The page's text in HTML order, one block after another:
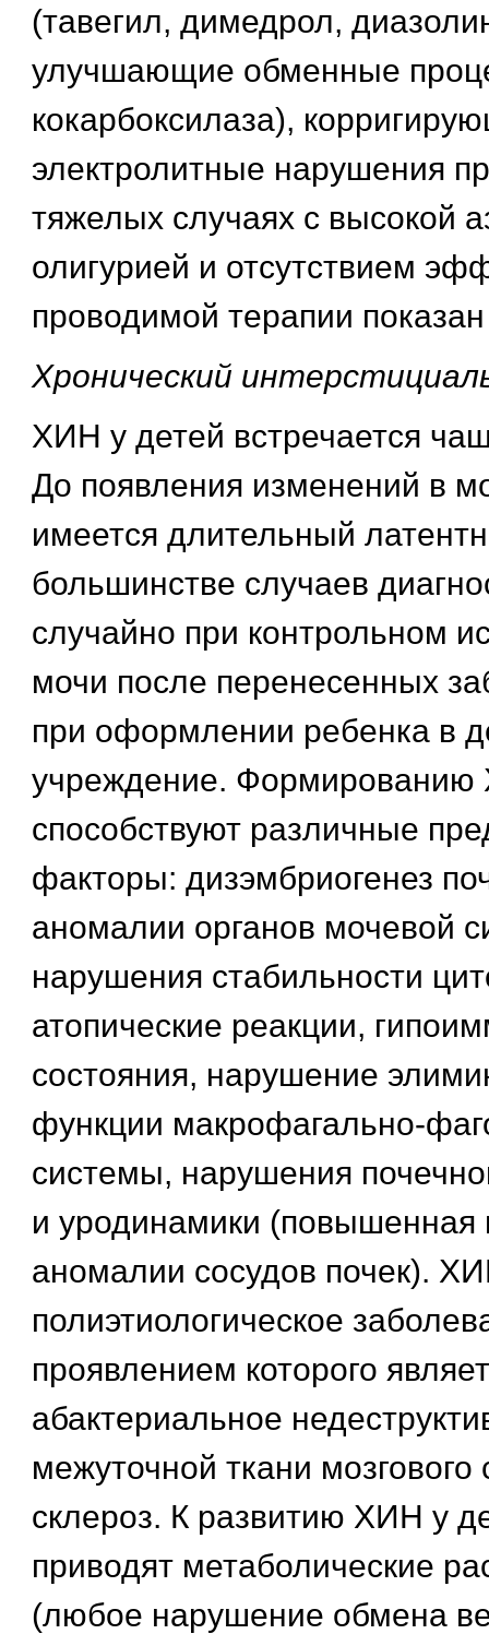
(тавегил, димедрол,
улучшающие обменные
кокарбоксилаза),
электролитные нарушения
тяжелых случаях с высокой
олигурией и отсутствием
проводимой терапии
Хронический
ХИН у детей встречается
До появления изменений в
имеется длительный
большинстве случаев
случайно при контрольном
мочи после перенесенных
при оформлении ребенка в
учреждение.
способствуют различные
факторы: дизэмбриогенез
аномалии органов мочевой
нарушения стабильности
атопические реакции,
состояния, нарушение
функции макрофагально-
системы, нарушения
и уродинамики (повышенная
аномалии сосудов почек).
полиэтиологическое
проявлением которого
абактериальное
межуточной ткани
склероз. К развитию ХИН у
приводят метаболические
(любое нарушение обмена